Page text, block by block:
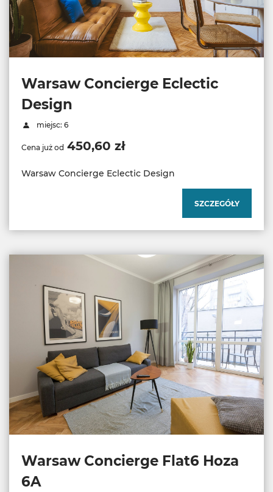
Warsaw Concierge Eclectic
Design
miejsc: 6
Cena już od 450,60 zł
Warsaw Concierge Eclectic Design
SZCZEGÓŁY
Warsaw Concierge Flat6 Hoza
6A